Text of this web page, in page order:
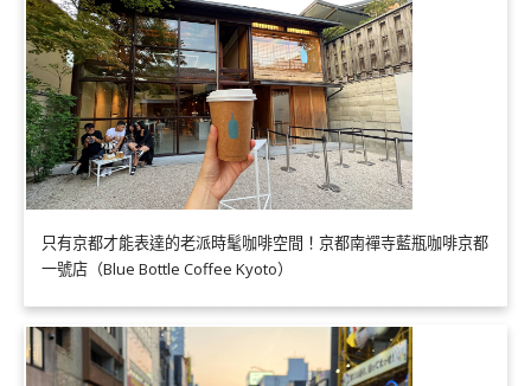
只有京都才能表達的老派時髦咖啡空間！京都南禪寺藍瓶咖啡京都
一號店（Blue Bottle Coffee Kyoto）